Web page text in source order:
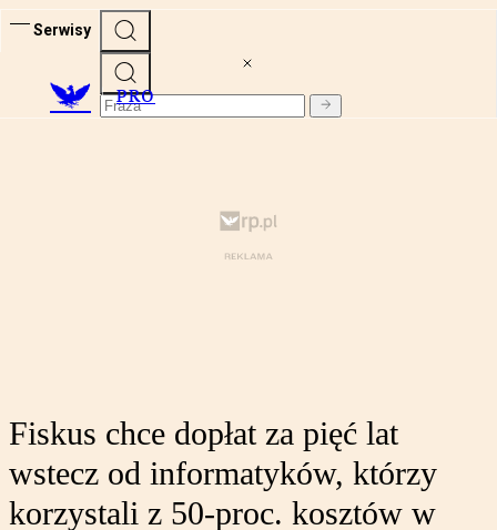
Serwisy
PRO
Fiskus chce dopłat za pięć lat
wstecz od informatyków, którzy
korzystali z 50-proc. kosztów w